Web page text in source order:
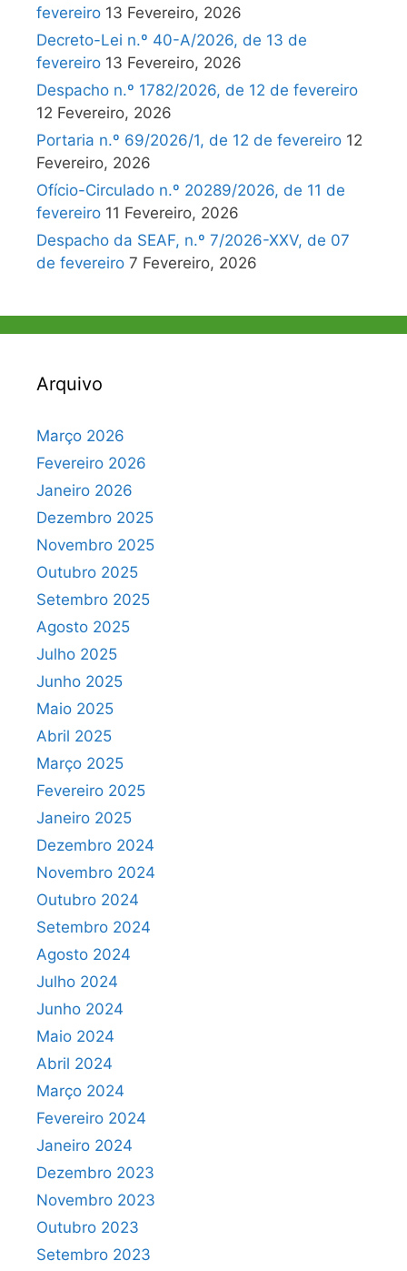
fevereiro 13 Fevereiro, 2026
Decreto-Lei n.º 40-A/2026, de 13 de
fevereiro 13 Fevereiro, 2026
Despacho n.º 1782/2026, de 12 de fevereiro
12 Fevereiro, 2026
Portaria n.º 69/2026/1, de 12 de fevereiro 12
Fevereiro, 2026
Ofício-Circulado n.º 20289/2026, de 11 de
fevereiro 11 Fevereiro, 2026
Despacho da SEAF, n.º 7/2026-XXV, de 07
de fevereiro 7 Fevereiro, 2026
Arquivo
Março 2026
Fevereiro 2026
Janeiro 2026
Dezembro 2025
Novembro 2025
Outubro 2025
Setembro 2025
Agosto 2025
Julho 2025
Junho 2025
Maio 2025
Abril 2025
Março 2025
Fevereiro 2025
Janeiro 2025
Dezembro 2024
Novembro 2024
Outubro 2024
Setembro 2024
Agosto 2024
Julho 2024
Junho 2024
Maio 2024
Abril 2024
Março 2024
Fevereiro 2024
Janeiro 2024
Dezembro 2023
Novembro 2023
Outubro 2023
Setembro 2023